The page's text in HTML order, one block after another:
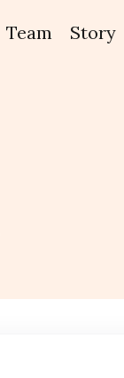
Team Story